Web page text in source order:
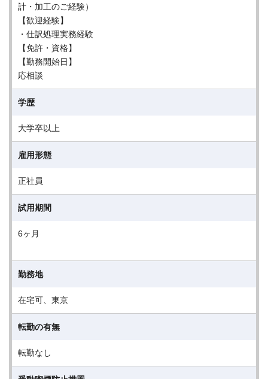
計・加工のご経験）
【歓迎経験】
・仕訳処理実務経験
【免許・資格】
【勤務開始日】
応相談
学歴
大学卒以上
雇用形態
正社員
試用期間
6ヶ月
勤務地
在宅可、東京
転勤の有無
転勤なし